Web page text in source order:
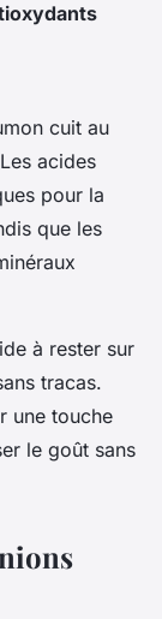
cuit au
acides
pour la
que les
à rester sur
tracas.
une touche
le goût sans